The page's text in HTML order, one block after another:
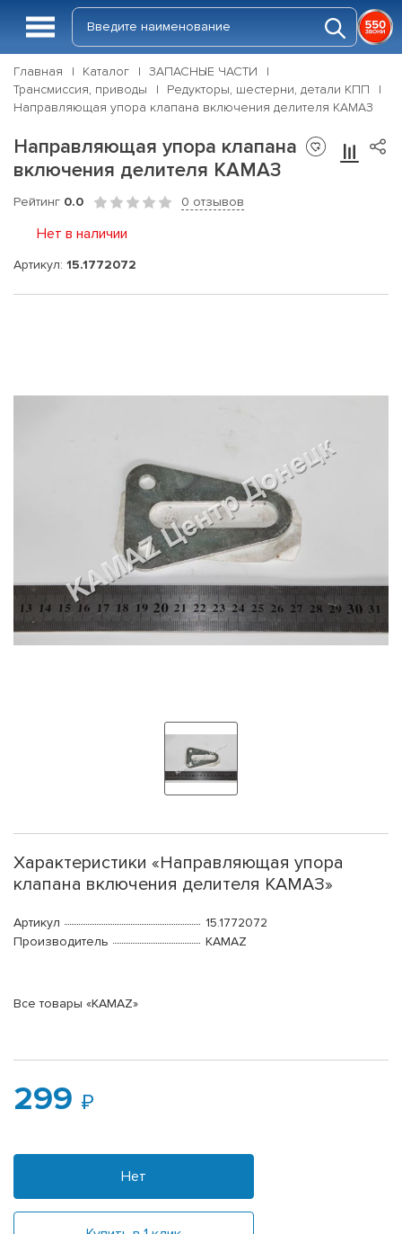
Главная Каталог
ЗАПАСНЫЕ ЧАСТИ
Трансмиссия, приводы
Редукторы, шестерни, детали КПП
Направляющая упора клапана включения делителя КАМАЗ
Направляющая упора клапана
включения делителя КАМАЗ
Рейтинг 0.0 0 отзывов
Нет в наличии
Артикул: 15.1772072
Характеристики «Направляющая упора
клапана включения делителя КАМАЗ»
Артикул
15.1772072
Производитель
KAMAZ
Все товары «KAMAZ»
299
Нет